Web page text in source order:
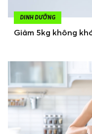
DINH DƯỠNG
Giảm 5kg không